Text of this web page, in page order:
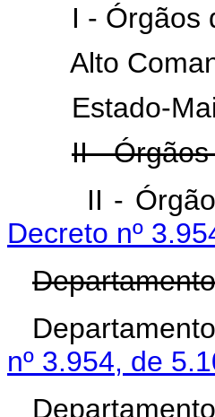
I - Órgãos
Alto
Estado-
II -
II -
Decreto nº
nº 3.954, de